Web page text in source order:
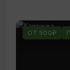
ОТ 500₽